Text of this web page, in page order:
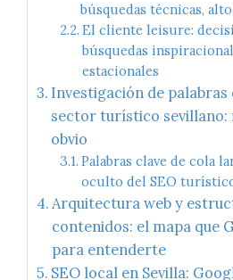
búsquedas técnicas,
El cliente leisure:
búsquedas
estacionales
Investigación de palabras
sector turístico sevillano:
obvio
Palabras clave de cola
oculto del SEO
Arquitectura web y
contenidos: el mapa que
para entenderte
SEO local en Sevilla: